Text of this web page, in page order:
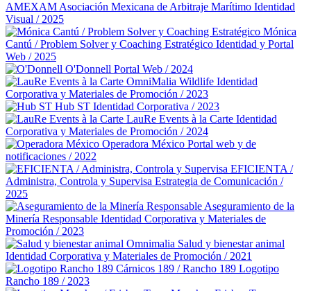
AMEXAM Asociación Mexicana de Arbitraje Marítimo Identidad
Visual / 2025
Mónica
Cantú / Problem Solver y Coaching Estratégico Identidad y Portal
Web / 2025
O'Donnell Portal Web / 2024
OmniMalia Wildlife Identidad
Corporativa y Materiales de Promoción / 2023
Hub ST Identidad Corporativa / 2023
LauRe Events à la Carte Identidad
Corporativa y Materiales de Promoción / 2024
Operadora México Portal web y de
notificaciones / 2022
EFICIENTA /
Administra, Controla y Supervisa Estrategia de Comunicación /
2025
Aseguramiento de la
Minería Responsable Identidad Corporativa y Materiales de
Promoción / 2023
Omnimalia Salud y bienestar animal
Identidad Corporativa y Materiales de Promoción / 2021
Cárnicos 189 / Rancho 189 Logotipo
Rancho 189 / 2023